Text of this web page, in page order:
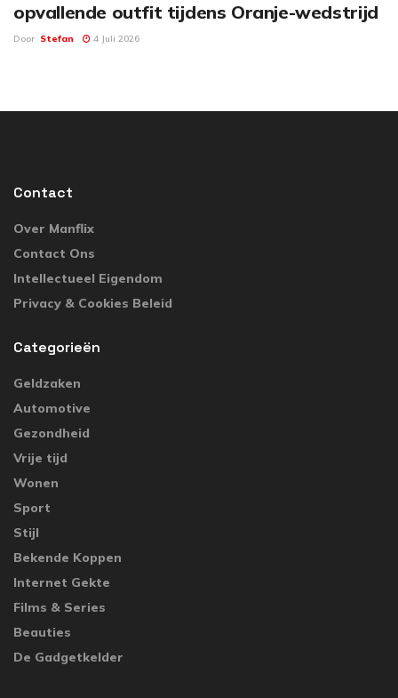
opvallende outfit tijdens Oranje-wedstrijd
Door Stefan 4 Juli 2026
Contact
Over Manflix
Contact Ons
Intellectueel Eigendom
Privacy & Cookies Beleid
Categorieën
Geldzaken
Automotive
Gezondheid
Vrije tijd
Wonen
Sport
Stijl
Bekende Koppen
Internet Gekte
Films & Series
Beauties
De Gadgetkelder